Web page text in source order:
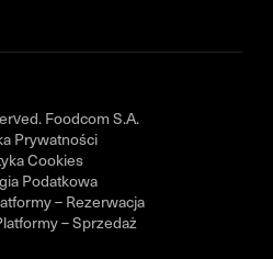
Foodcom S.A.
Prywatności
Cookies
Podatkowa
– Rezerwacja
– Sprzedaż